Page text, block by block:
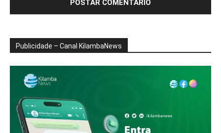
Publicidade – Canal KilambaNews